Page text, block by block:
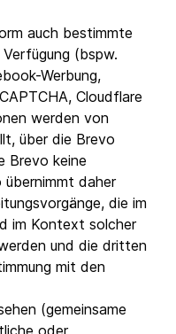
auch bestimmte
(bspw.
Werbung,
Cloudflare
werden von
über die Brevo
Brevo keine
daher
die im
im Kontext solcher
und die dritten
mit den
(gemeinsame
oder